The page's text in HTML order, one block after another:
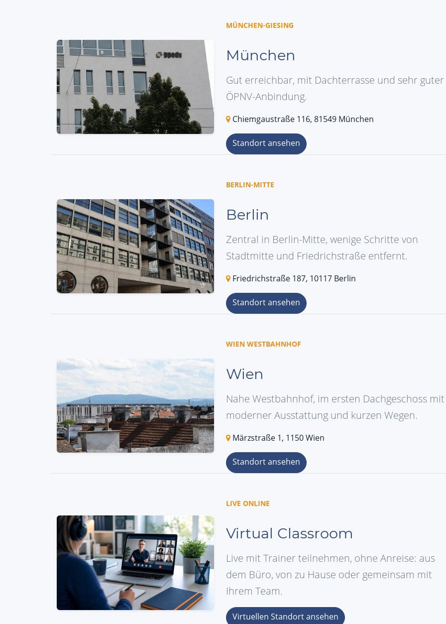
MÜNCHEN-GIESING
München
Gut erreichbar, mit Dachterrasse und sehr guter
ÖPNV-Anbindung.
Chiemgaustraße 116, 81549 München
Standort ansehen
BERLIN-MITTE
Berlin
Zentral in Berlin-Mitte, wenige Schritte von
Stadtmitte und Friedrichstraße entfernt.
Friedrichstraße 187, 10117 Berlin
Standort ansehen
WIEN WESTBAHNHOF
Wien
Nahe Westbahnhof, im ersten Dachgeschoss mit
moderner Ausstattung und kurzen Wegen.
Märzstraße 1, 1150 Wien
Standort ansehen
LIVE ONLINE
Virtual Classroom
Live mit Trainer teilnehmen, ohne Anreise: aus
dem Büro, von zu Hause oder gemeinsam mit
Ihrem Team.
Virtuellen Standort ansehen